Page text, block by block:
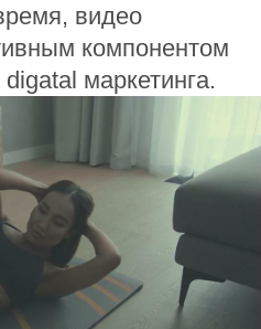
видео
компонентом
маркетинга.